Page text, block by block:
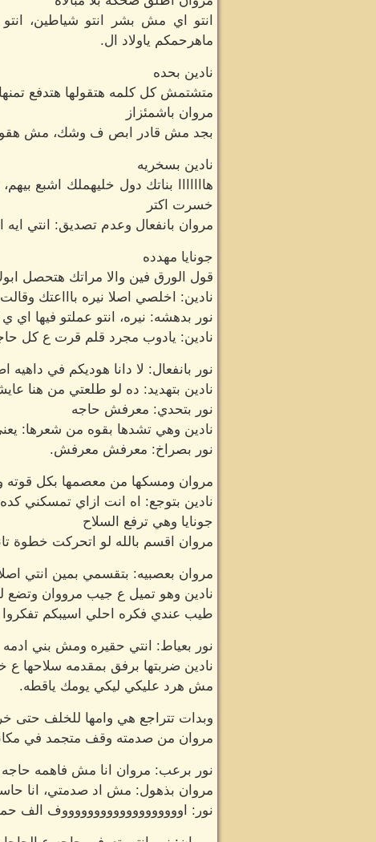
انتو اي مش بشر انتو شياطين،
ماهرحمكم ياولاد ال.
نادين بحده
متشتمش كل كلمه هتقولها هتدفع
مروان باشمئزاز
بجد مش قادر ابص ف وشك، مش هقولك
نادين بسخريه
هااااااا بناتك دول خليهملك اشبع
خسرت اكتر
مروان بانفعال وعدم تصديق: انتي
جونايا مهدده
قول الورق فين والا مراتك هتحصل
نادين: اخلصي اصلا نيره باااعتك
نور بدهشه: نيره، انتو عملتو فيها اي
نادين: يادوب مجرد قلم قرت ع كل
نور بانفعال: لا دانا هوديكم في داهيه
نادين بتهديد: ده لو طلعتي من هنا
نور بتحدي: معرفش حاجه
نادين وهي تشدها بقوه من شعرها:
نور بصراخ: معرفش معرفش.
مروان ومسكها من معصمها بكل قوته
نادين بتوجع: اه انت ازاي تمسكني
جونايا وهي ترفع السلاح
مروان اقسم بالله لو اتحركت خطوة
مروان بعصبيه: بتقسمي بمين انتي
نادين وهو تميل ع جيب مرووان وتضع
طيب عندي فكره احلي اسيبكم تفكروا
نور بعياط: انتي حقيره ومش بني ادمه
نادين ضربتها برفق بمقدمه سلاحها ع
مش هرد عليكي ليكي يومك ياقطه.
وبدات تتراجع هي وامها للخلف حتى
مروان من صدمته وقف متجمد في
نور برعب: مروان انا مش فاهمه
مروان بذهول: مش اد صدمتي، انا
نور: اوووووووووووووووووووف الف